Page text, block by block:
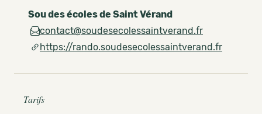
Sou des écoles de Saint Vérand
contact@soudesecolessaintverand.fr
https://rando.soudesecolessaintverand.fr
Tarifs